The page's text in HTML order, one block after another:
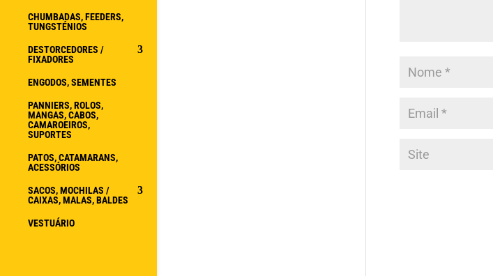
CHUMBADAS, FEEDERS,
TUNGSTÉNIOS
DESTORCEDORES /
FIXADORES
ENGODOS, SEMENTES
PANNIERS, ROLOS,
MANGAS, CABOS,
CAMAROEIROS,
SUPORTES
PATOS, CATAMARANS,
ACESSÓRIOS
SACOS, MOCHILAS /
CAIXAS, MALAS, BALDES
VESTUÁRIO